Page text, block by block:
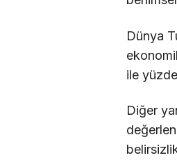
Dünya
ile
Diğer